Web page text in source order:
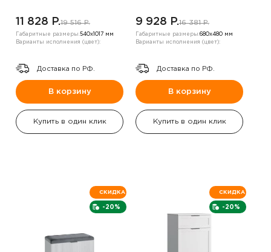
11 828 P.19 516 P.
Габаритные размеры:540х1017 мм
Варианты исполнения (цвет):
Доставка по РФ.
В корзину
Купить в один клик
9 928 P.16 381 P.
Габаритные размеры:680х480 мм
Варианты исполнения (цвет):
Доставка по РФ.
В корзину
Купить в один клик
-20%
СКИДКА
-20%
СКИДКА